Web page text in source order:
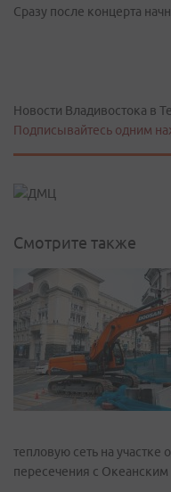
Сразу после концерта
Новости Владивостока в
Подписывайтесь одним
Смотрите также
тепловую сеть на участке
пересечения с